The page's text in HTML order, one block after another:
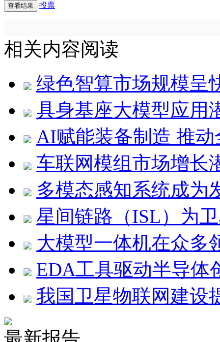
投票
相关内容阅读
绿色智算市场规模呈
具身基座大模型应用
AI赋能装备制造 推
车联网模组市场增长
多模态感知系统成为
星间链路（ISL）为
大模型一体机在众多
EDA工具驱动半导体
我国卫星物联网建设